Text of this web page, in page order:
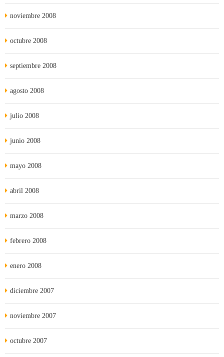
noviembre 2008
octubre 2008
septiembre 2008
agosto 2008
julio 2008
junio 2008
mayo 2008
abril 2008
marzo 2008
febrero 2008
enero 2008
diciembre 2007
noviembre 2007
octubre 2007